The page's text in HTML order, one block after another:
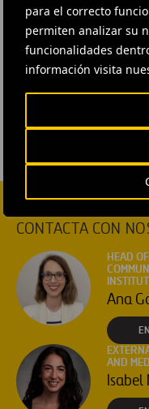
para el correcto
permiten analizar su
funcionalidades
información visita
#Accionistas e inversores
CONTACTA CON
HEAD
Ana
AND
Isabel